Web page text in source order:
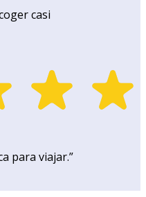
casi
para viajar.”